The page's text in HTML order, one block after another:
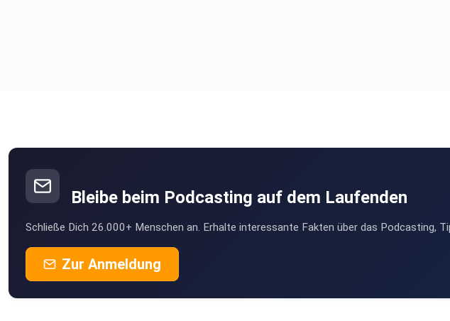
Bleibe beim Podcasting auf dem Laufenden
Schließe Dich 26.000+ Menschen an. Erhalte interessante Fakten über das Podcasting,
Zur Anmeldung